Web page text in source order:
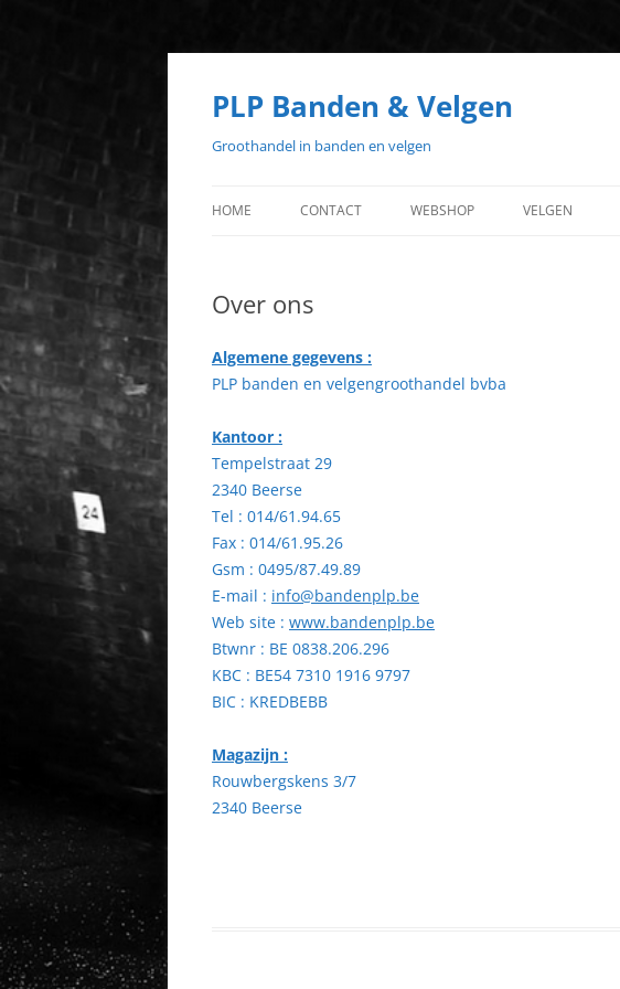
PLP Banden & Velgen
Groothandel in banden en velgen
HOME CONTACT WEBSHOP VELGEN
Over ons
Algemene gegevens :
PLP banden en velgengroothandel bvba
Kantoor :
Tempelstraat 29
2340 Beerse
Tel : 014/61.94.65
Fax : 014/61.95.26
Gsm : 0495/87.49.89
E-mail : info@bandenplp.be
Web site : www.bandenplp.be
Btwnr : BE 0838.206.296
KBC : BE54 7310 1916 9797
BIC : KREDBEBB
Magazijn :
Rouwbergskens 3/7
2340 Beerse